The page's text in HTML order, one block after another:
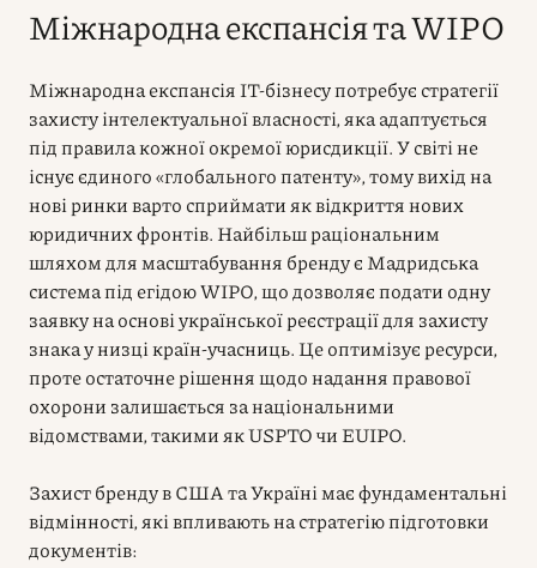
Міжнародна експансія та WIPO
Міжнародна експансія IT-бізнесу потребує стратегії
захисту інтелектуальної власності, яка адаптується
під правила кожної окремої юрисдикції. У світі не
існує єдиного «глобального патенту», тому вихід на
нові ринки варто сприймати як відкриття нових
юридичних фронтів. Найбільш раціональним
шляхом для масштабування бренду є Мадридська
система під егідою WIPO, що дозволяє подати одну
заявку на основі української реєстрації для захисту
знака у низці країн-учасниць. Це оптимізує ресурси,
проте остаточне рішення щодо надання правової
охорони залишається за національними
відомствами, такими як USPTO чи EUIPO.
Захист бренду в США та Україні має фундаментальні
відмінності, які впливають на стратегію підготовки
документів: